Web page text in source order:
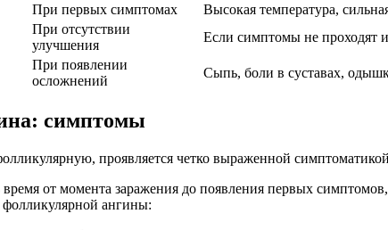
При первых симптомах
Высокая температура,
При отсутствии
улучшения
Если симптомы не проходят
При появлении
осложнений
Сыпь, боли в суставах,
симптомы
проявляется четко выраженной
от момента заражения до появления первых
фолликулярной ангины: